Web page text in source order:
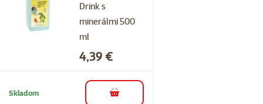
Drink s
minerálmi 500
ml
Cena
4,39 €
Skladom do košíka